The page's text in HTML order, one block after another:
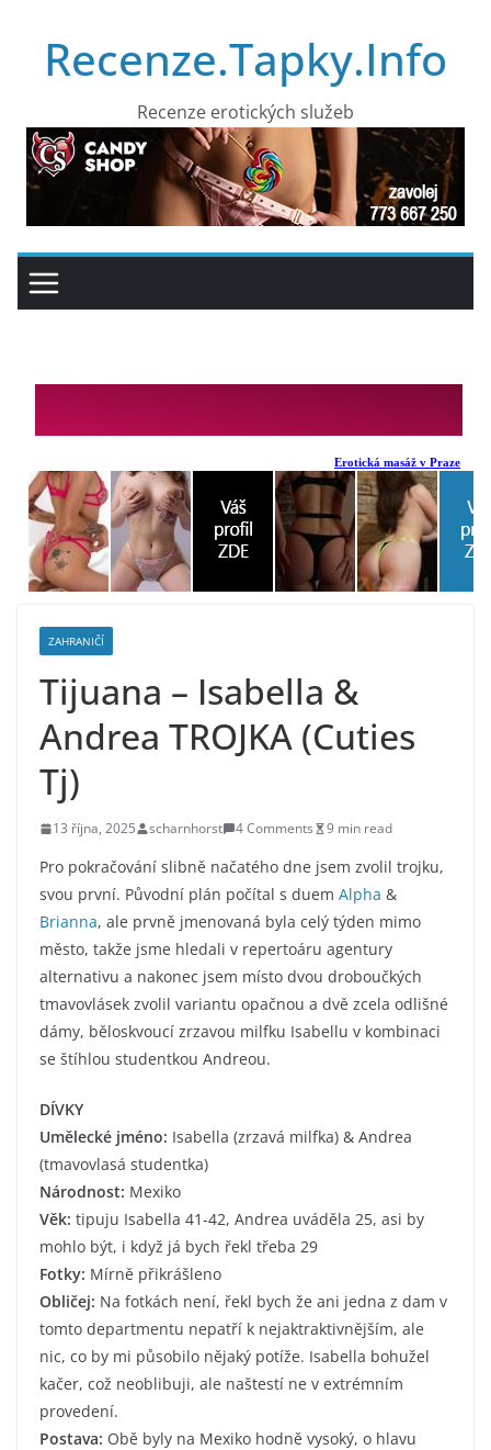
obsahRecenze.Tapky.Info
Recenze erotických služeb
ZAHRANIČÍ
Tijuana – Isabella &
Andrea TROJKA (Cuties
Tj)
13 října, 2025 scharnhorst 4 Comments 9 min read
Pro pokračování slibně načatého dne jsem zvolil trojku,
svou první. Původní plán počítal s duem Alpha &
Brianna, ale prvně jmenovaná byla celý týden mimo
město, takže jsme hledali v repertoáru agentury
alternativu a nakonec jsem místo dvou droboučkých
tmavovlásek zvolil variantu opačnou a dvě zcela odlišné
dámy, běloskvoucí zrzavou milfku Isabellu v kombinaci
se štíhlou studentkou Andreou.
DÍVKY
Umělecké jméno: Isabella (zrzavá milfka) & Andrea
(tmavovlasá studentka)
Národnost: Mexiko
Věk: tipuju Isabella 41-42, Andrea uváděla 25, asi by
mohlo být, i když já bych řekl třeba 29
Fotky: Mírně přikrášleno
Obličej: Na fotkách není, řekl bych že ani jedna z dam v
tomto departmentu nepatří k nejaktraktivnějším, ale
nic, co by mi působilo nějaký potíže. Isabella bohužel
kačer, což neoblibuji, ale naštestí ne v extrémním
provedení.
Postava: Obě byly na Mexiko hodně vysoký, o hlavu